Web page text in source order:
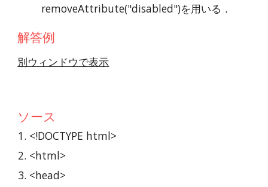
removeAttribute("disabled")を用いる．
解答例
別ウィンドウで表示
ソース
<!DOCTYPE html>
<html>
<head>